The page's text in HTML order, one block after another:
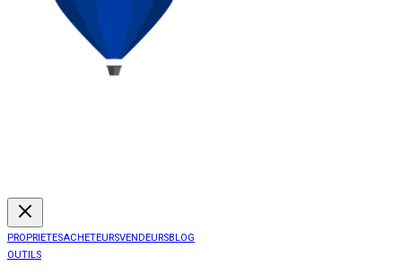
PROPRIETESACHETEURSVENDEURSBLOG
OUTILS